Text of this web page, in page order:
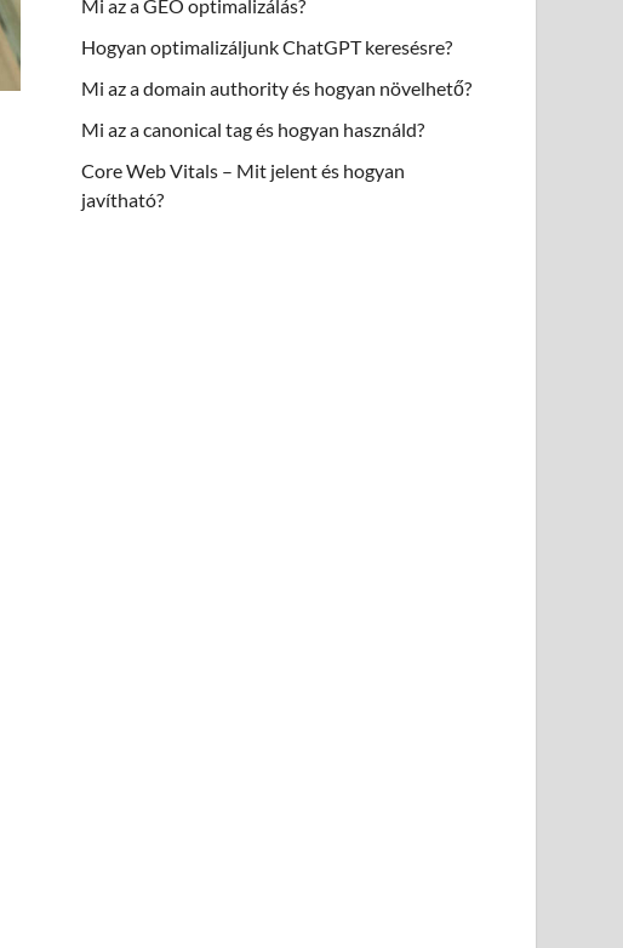
Mi az a GEO optimalizálás?
Hogyan optimalizáljunk ChatGPT keresésre?
Mi az a domain authority és hogyan növelhető?
Mi az a canonical tag és hogyan használd?
Core Web Vitals – Mit jelent és hogyan
javítható?